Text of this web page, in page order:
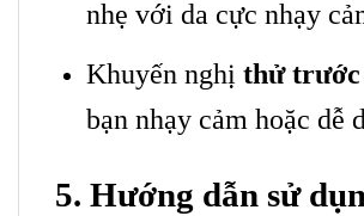
nhẹ với da cực nhạy
Khuyến nghị thử trước
bạn nhạy cảm hoặc dễ
5. Hướng dẫn sử